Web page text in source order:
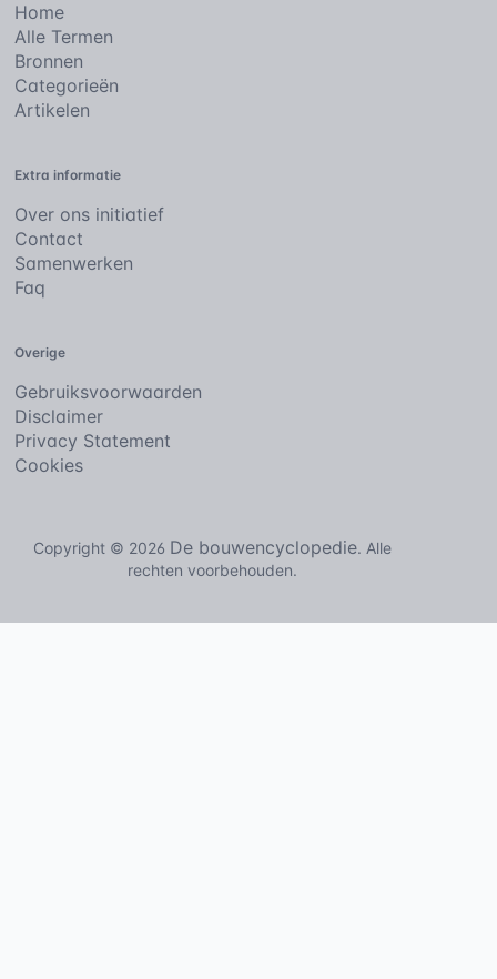
Home
Alle Termen
Bronnen
Categorieën
Artikelen
Extra informatie
Over ons initiatief
Contact
Samenwerken
Faq
Overige
Gebruiksvoorwaarden
Disclaimer
Privacy Statement
Cookies
Copyright © 2026 De bouwencyclopedie. Alle
rechten voorbehouden.